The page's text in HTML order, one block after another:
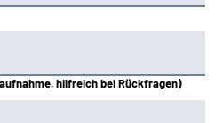
hilfreich bei Rückfragen)